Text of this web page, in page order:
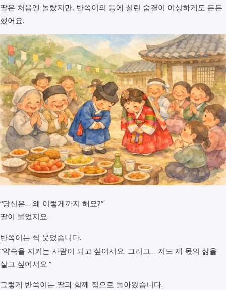
딸은 처음엔 놀랐지만, 반쪽이의 등에 실린 숨결이 이상하게도 든든
했어요.
“당신은… 왜 이렇게까지 해요?”
딸이 물었지요.
반쪽이는 씩 웃었습니다.
“약속을 지키는 사람이 되고 싶어서요. 그리고… 저도 제 몫의 삶을
살고 싶어서요.”
그렇게 반쪽이는 딸과 함께 집으로 돌아왔습니다.